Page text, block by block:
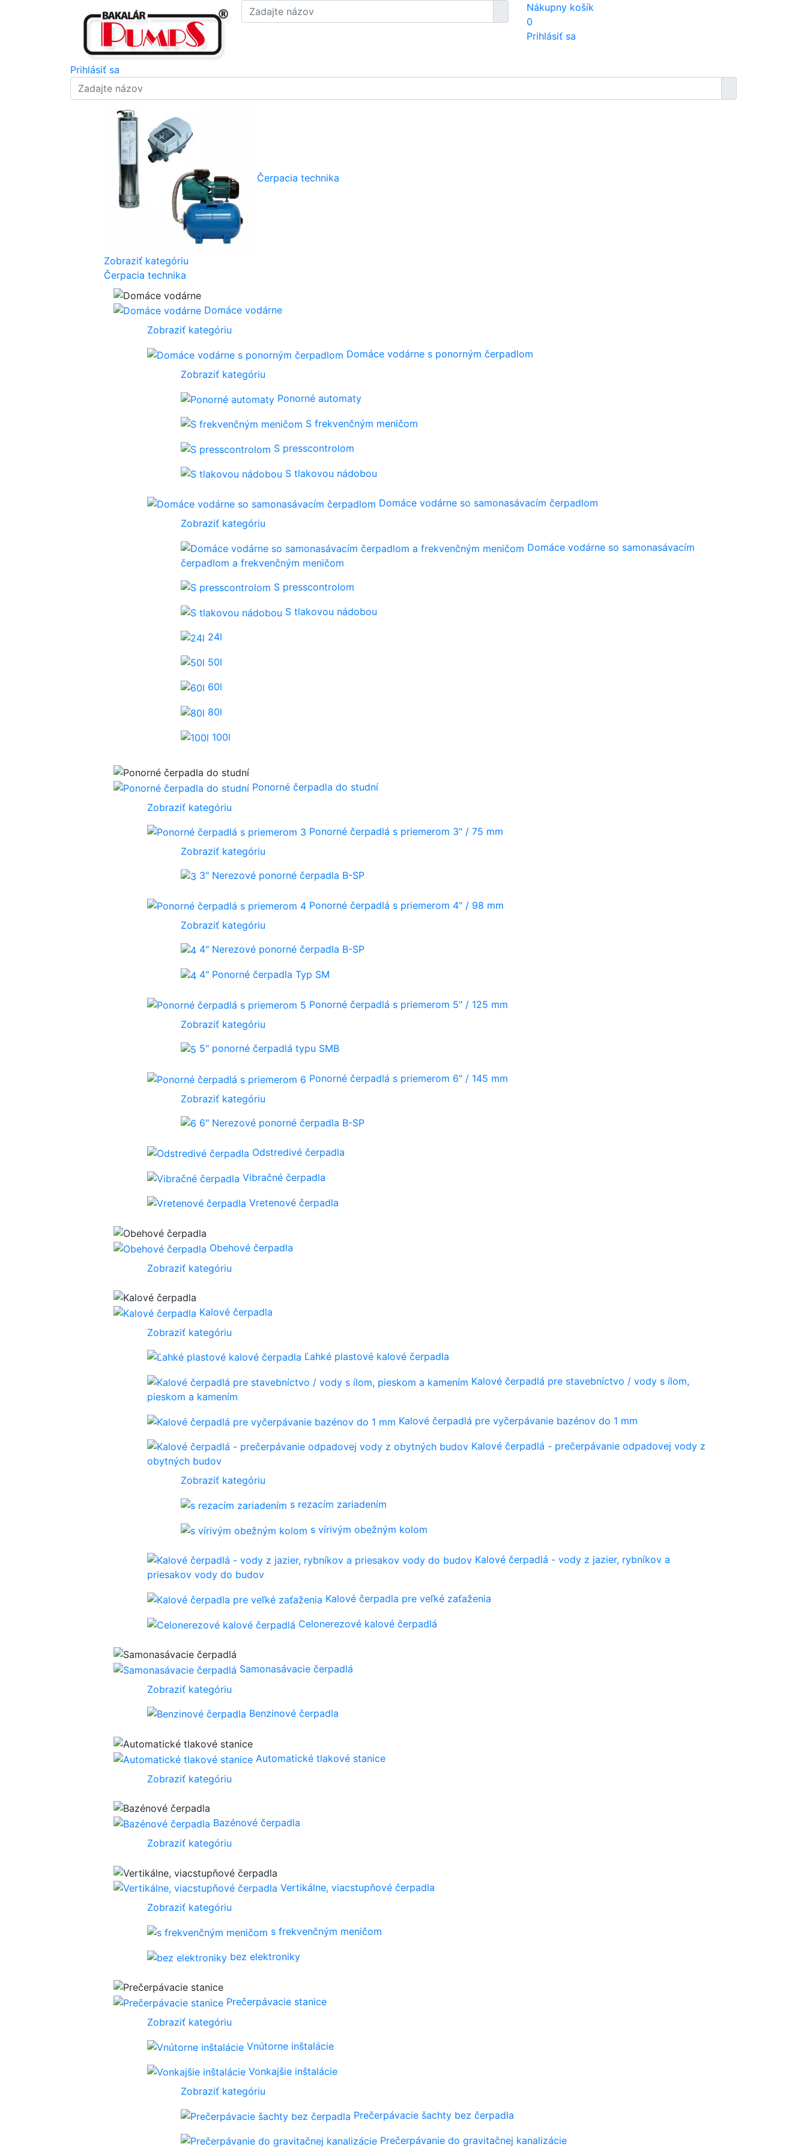
Nákupny košík
0
Prihlásiť sa
Prihlásiť sa
Čerpacia technika
Zobraziť kategóriu
Čerpacia technika
Domáce vodárne
Zobraziť kategóriu
Domáce vodárne s ponorným čerpadlom
Zobraziť kategóriu
Ponorné automaty
S frekvenčným meničom
S presscontrolom
S tlakovou nádobou
Domáce vodárne so samonasávacím čerpadlom
Zobraziť kategóriu
Domáce vodárne so samonasávacím
čerpadlom a frekvenčným meničom
S presscontrolom
S tlakovou nádobou
24l
50l
60l
80l
100l
Ponorné čerpadla do studní
Zobraziť kategóriu
Ponorné čerpadlá s priemerom 3" / 75 mm
Zobraziť kategóriu
3" Nerezové ponorné čerpadla B-SP
Ponorné čerpadlá s priemerom 4" / 98 mm
Zobraziť kategóriu
4" Nerezové ponorné čerpadla B-SP
4" Ponorné čerpadla Typ SM
Ponorné čerpadlá s priemerom 5" / 125 mm
Zobraziť kategóriu
5" ponorné čerpadlá typu SMB
Ponorné čerpadlá s priemerom 6" / 145 mm
Zobraziť kategóriu
6" Nerezové ponorné čerpadla B-SP
Odstredivé čerpadla
Vibračné čerpadla
Vretenové čerpadla
Obehové čerpadla
Zobraziť kategóriu
Kalové čerpadla
Zobraziť kategóriu
Ľahké plastové kalové čerpadla
Kalové čerpadlá pre stavebníctvo / vody s ílom,
pieskom a kamením
Kalové čerpadlá pre vyčerpávanie bazénov do 1 mm
Kalové čerpadlá - prečerpávanie odpadovej vody z
obytných budov
Zobraziť kategóriu
s rezacím zariadením
s vírivým obežným kolom
Kalové čerpadlá - vody z jazier, rybníkov a
priesakov vody do budov
Kalové čerpadla pre veľké zaťaženia
Celonerezové kalové čerpadlá
Samonasávacie čerpadlá
Zobraziť kategóriu
Benzinové čerpadla
Automatické tlakové stanice
Zobraziť kategóriu
Bazénové čerpadla
Zobraziť kategóriu
Vertikálne, viacstupňové čerpadla
Zobraziť kategóriu
s frekvenčným meničom
bez elektroniky
Prečerpávacie stanice
Zobraziť kategóriu
Vnútorne inštalácie
Vonkajšie inštalácie
Zobraziť kategóriu
Prečerpávacie šachty bez čerpadla
Prečerpávanie do gravitačnej kanalizácie